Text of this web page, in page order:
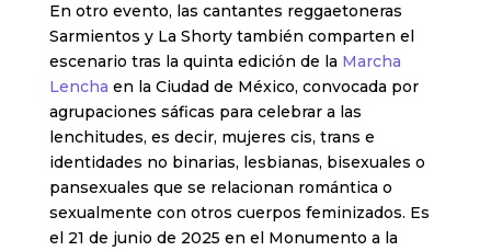
En otro evento, las cantantes reggaetoneras
Sarmientos y La Shorty también comparten el
escenario tras la quinta edición de la Marcha
Lencha en la Ciudad de México, convocada por
agrupaciones sáficas para celebrar a las
lenchitudes, es decir, mujeres cis, trans e
identidades no binarias, lesbianas, bisexuales o
pansexuales que se relacionan romántica o
sexualmente con otros cuerpos feminizados. Es
el 21 de junio de 2025 en el Monumento a la